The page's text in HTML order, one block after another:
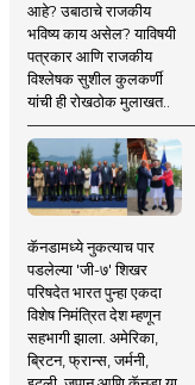
आहे? उबाठाचे राजकीय
भविष्य काय असेल? याविषयी
पत्रकार आणि राजकीय
विश्लेषक सुशील कुलकर्णी
यांची ही रोखठोक मुलाखत..
कॅनडामध्ये नुकत्याच पार
पडलेल्या 'जी-७' शिखर
परिषदेत भारत पुन्हा एकदा
विशेष निमंत्रित देश म्हणून
सहभागी झाला. अमेरिका,
ब्रिटन, फ्रान्स, जर्मनी,